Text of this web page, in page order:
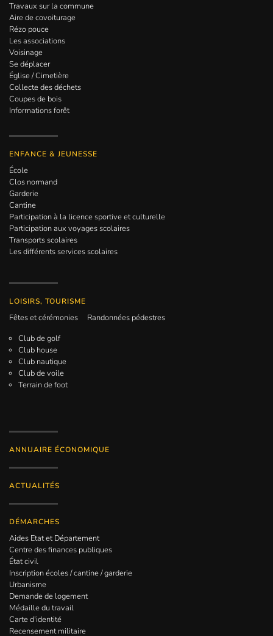
Travaux sur la commune
Aire de covoiturage
Rézo pouce
Les associations
Voisinage
Se déplacer
Église / Cimetière
Collecte des déchets
Coupes de bois
Informations forêt
ENFANCE & JEUNESSE
École
Clos normand
Garderie
Cantine
Participation à la licence sportive et culturelle
Participation aux voyages scolaires
Transports scolaires
Les différents services scolaires
LOISIRS, TOURISME
Fêtes et cérémonies
Randonnées pédestres
Club de golf
Club house
Club nautique
Club de voile
Terrain de foot
ANNUAIRE ÉCONOMIQUE
ACTUALITÉS
DÉMARCHES
Aides Etat et Département
Centre des finances publiques
État civil
Inscription écoles / cantine / garderie
Urbanisme
Demande de logement
Médaille du travail
Carte d'identité
Recensement militaire